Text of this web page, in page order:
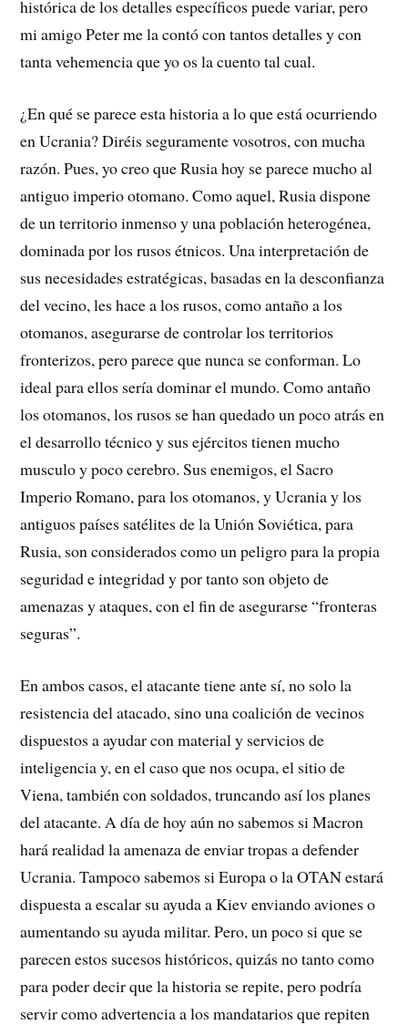
histórica de los detalles específicos puede variar, pero
mi amigo Peter me la contó con tantos detalles y con
tanta vehemencia que yo os la cuento tal cual.
¿En qué se parece esta historia a lo que está ocurriendo
en Ucrania? Diréis seguramente vosotros, con mucha
razón. Pues, yo creo que Rusia hoy se parece mucho al
antiguo imperio otomano. Como aquel, Rusia dispone
de un territorio inmenso y una población heterogénea,
dominada por los rusos étnicos. Una interpretación de
sus necesidades estratégicas, basadas en la desconfianza
del vecino, les hace a los rusos, como antaño a los
otomanos, asegurarse de controlar los territorios
fronterizos, pero parece que nunca se conforman. Lo
ideal para ellos sería dominar el mundo. Como antaño
los otomanos, los rusos se han quedado un poco atrás en
el desarrollo técnico y sus ejércitos tienen mucho
musculo y poco cerebro. Sus enemigos, el Sacro
Imperio Romano, para los otomanos, y Ucrania y los
antiguos países satélites de la Unión Soviética, para
Rusia, son considerados como un peligro para la propia
seguridad e integridad y por tanto son objeto de
amenazas y ataques, con el fin de asegurarse “fronteras
seguras”.
En ambos casos, el atacante tiene ante sí, no solo la
resistencia del atacado, sino una coalición de vecinos
dispuestos a ayudar con material y servicios de
inteligencia y, en el caso que nos ocupa, el sitio de
Viena, también con soldados, truncando así los planes
del atacante. A día de hoy aún no sabemos si Macron
hará realidad la amenaza de enviar tropas a defender
Ucrania. Tampoco sabemos si Europa o la OTAN estará
dispuesta a escalar su ayuda a Kiev enviando aviones o
aumentando su ayuda militar. Pero, un poco si que se
parecen estos sucesos históricos, quizás no tanto como
para poder decir que la historia se repite, pero podría
servir como advertencia a los mandatarios que repiten